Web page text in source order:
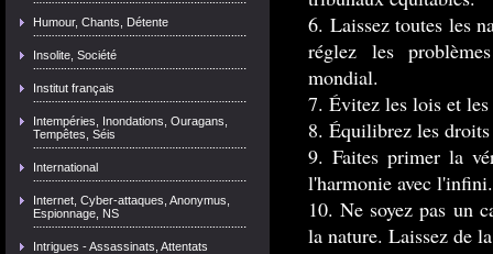
Humour, Chants, Détente
Insolite, Société
Institut français
Intempéries, Inondations, Ouragans,
Tempêtes, Séis
International
Internet, Cyber-attaques, Anonymus,
Espionnage, NS
Intrigues - Assassinats, Attentats
6. Laissez toutes les
réglez les
mondial.
7. Évitez les lois et
8. Équilibrez les
9. Faites primer la
l'harmonie avec l'infini.
10. Ne soyez pas un
la nature. Laissez de